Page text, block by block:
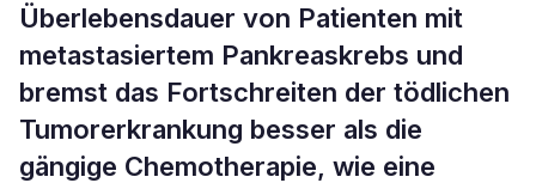
Überlebensdauer von Patienten mit
metastasiertem Pankreaskrebs und
bremst das Fortschreiten der tödlichen
Tumorerkrankung besser als die
gängige Chemotherapie, wie eine